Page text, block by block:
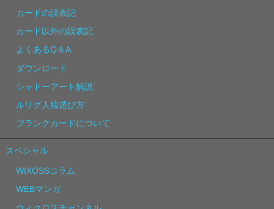
カードの誤表記
カード以外の誤表記
よくあるQ＆A
ダウンロード
シャドーアート解説
ルリグ人狼遊び方
ブランクカードについて
スペシャル
WIXOSSコラム
WEBマンガ